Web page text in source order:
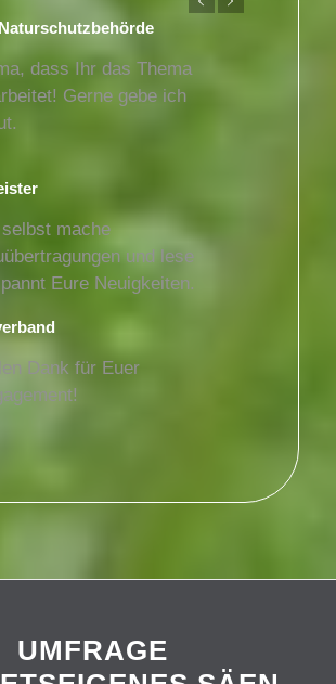
dass Ihr das Thema
Gerne gebe ich
mache
und lese
Eure Neuigkeiten.
Dank für Euer
UMFRAGE